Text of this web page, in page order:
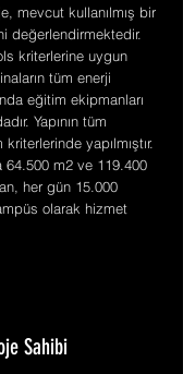
mevcut kullanılmış bir
değerlendirmektedir.
kriterlerine uygun
tüm enerji
eğitim ekipmanları
Yapının tüm
yapılmıştır.
64.500 m2 ve 119.400
her gün 15.000
olarak hizmet
Sahibi